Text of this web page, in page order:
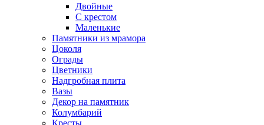
Двойные
С крестом
Маленькие
Памятники из мрамора
Цоколя
Ограды
Цветники
Надгробная плита
Вазы
Декор на памятник
Колумбарий
Кресты